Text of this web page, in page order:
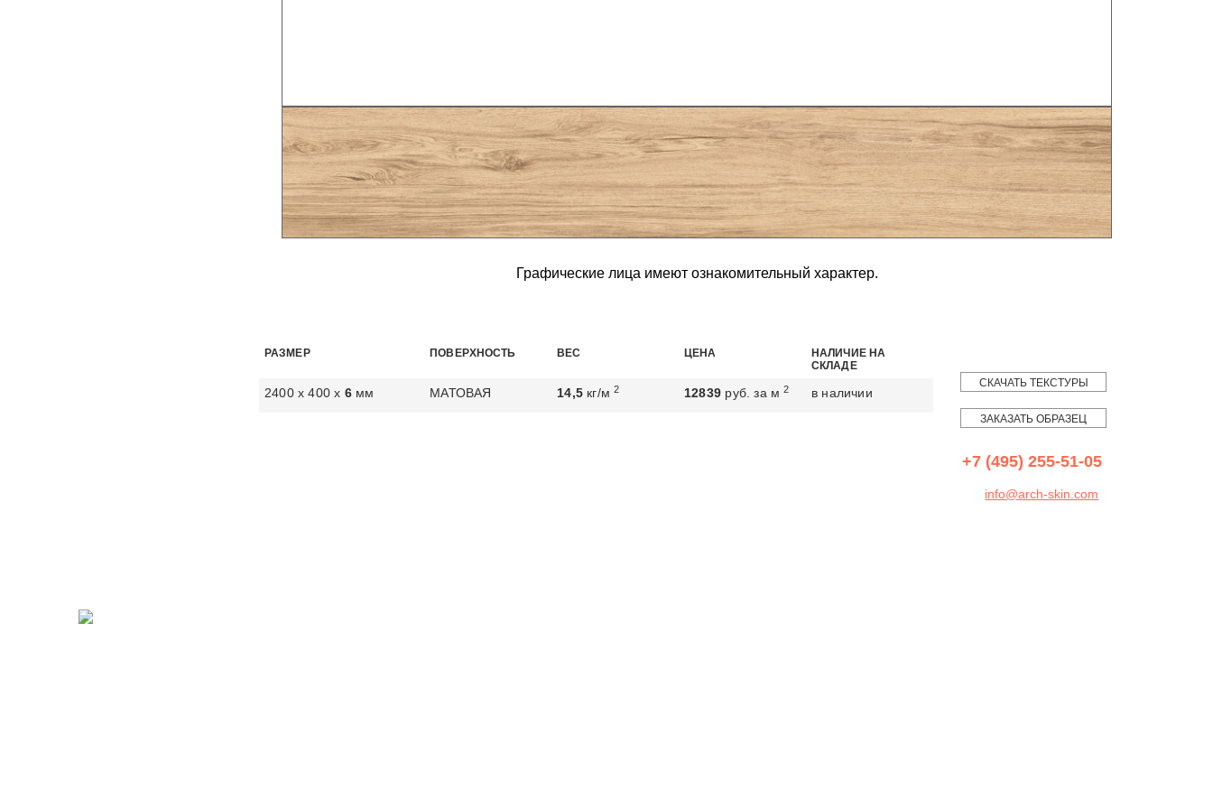
Графические лица имеют ознакомительный характер.
РАЗМЕР
2400 х 400 х 6мм
ПОВЕРХНОСТЬ
МАТОВАЯ
ВЕС
14,5кг/м2
ЦЕНА
12839 руб. за м2
НАЛИЧИЕ НА
СКЛАДЕ
в наличии
СКАЧАТЬ ТЕКСТУРЫ
ЗАКАЗАТЬ ОБРАЗЕЦ
+7 (495) 255-51-05
info@arch-skin.com